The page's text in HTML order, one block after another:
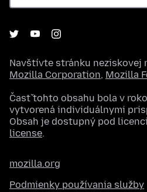
Navštívte stránku neziskovej
Mozilla Corporation, Mozilla
Časť tohto obsahu bola v
vytvorená individuálnymi
Obsah je dostupný pod
license.
mozilla.org
Podmienky používania služby